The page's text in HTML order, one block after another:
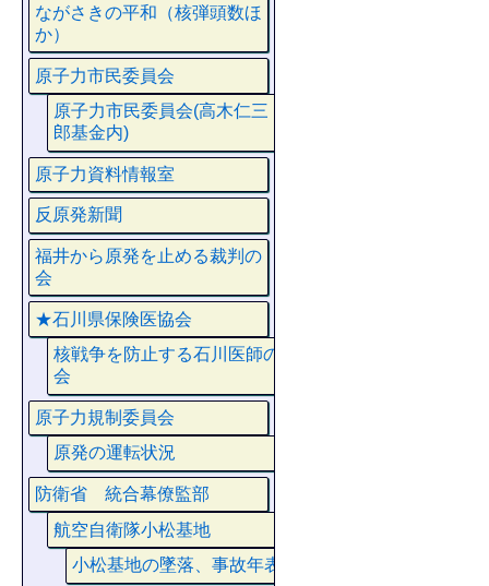
ながさきの平和（核弾頭数ほ
か）
原子力市民委員会
原子力市民委員会(高木仁三
郎基金内)
原子力資料情報室
反原発新聞
福井から原発を止める裁判の
会
★石川県保険医協会
核戦争を防止する石川医師の
会
原子力規制委員会
原発の運転状況
防衛省 統合幕僚監部
航空自衛隊小松基地
小松基地の墜落、事故年表